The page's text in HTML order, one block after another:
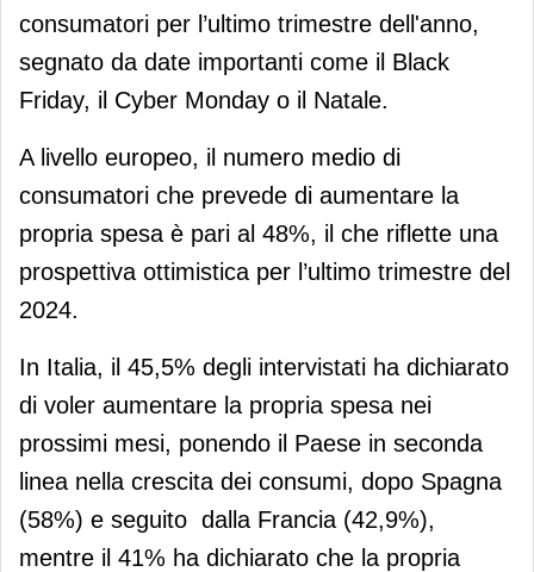
consumatori per l’ultimo trimestre dell'anno,
segnato da date importanti come il Black
Friday, il Cyber Monday o il Natale.
A livello europeo, il numero medio di
consumatori che prevede di aumentare la
propria spesa è pari al 48%, il che riflette una
prospettiva ottimistica per l’ultimo trimestre del
2024.
In Italia, il 45,5% degli intervistati ha dichiarato
di voler aumentare la propria spesa nei
prossimi mesi, ponendo il Paese in seconda
linea nella crescita dei consumi, dopo Spagna
(58%) e seguito dalla Francia (42,9%),
mentre il 41% ha dichiarato che la propria